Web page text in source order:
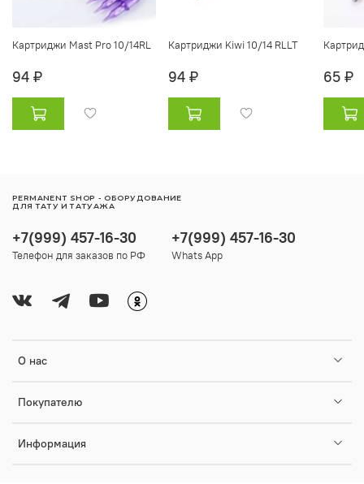
Картриджи Mast Pro 10/14RL
94 ₽
Картриджи Kiwi 10/14 RLLT
94 ₽ 65 ₽
О нас
Покупателю
Информация
+7(999) 457-16-30
Телефон для заказов по РФ
+7(999) 457-16-30
Whats App
PERMANENT SHOP - ОБОРУДОВАНИЕ
ДЛЯ ТАТУ И ТАТУАЖА